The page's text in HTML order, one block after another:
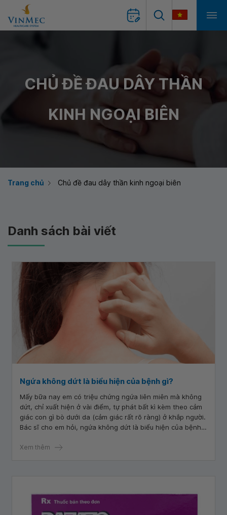
CHỦ ĐỀ ĐAU DÂY THẦN
KINH NGOẠI BIÊN
Trang chủ Chủ đề đau dây thần kinh ngoại biên
Danh sách bài viết
Ngứa không dứt là biểu hiện của bệnh gì?
Mấy bữa nay em có triệu chứng ngứa liên miên mà không
dứt, chỉ xuất hiện ở vài điểm, tự phát bất kì kèm theo cảm
giác con gì bò dưới da (cảm giác rất rõ ràng) ở khắp người.
Bác sĩ cho em hỏi, ngứa không dứt là biểu hiện của bệnh
Xem thêm